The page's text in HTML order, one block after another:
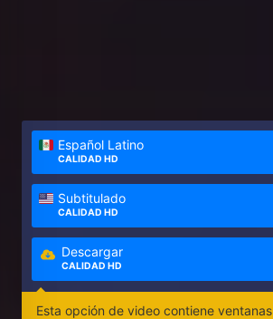
Español Latino
CALIDAD HD
Subtitulado
CALIDAD HD
Descargar
CALIDAD HD
Esta opción de video contiene ventanas